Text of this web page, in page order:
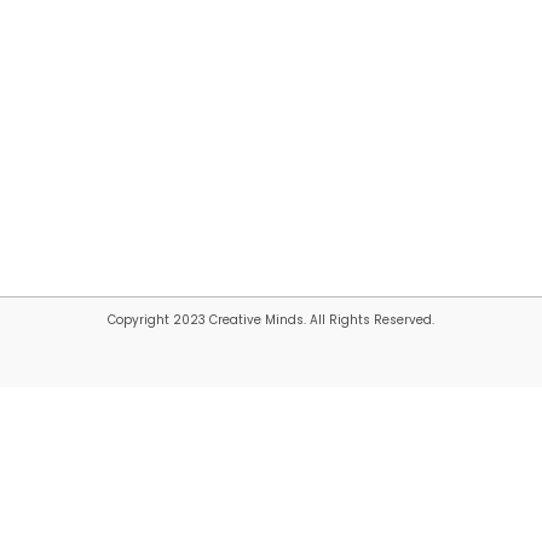
Copyright 2023 Creative Minds. All Rights Reserved.